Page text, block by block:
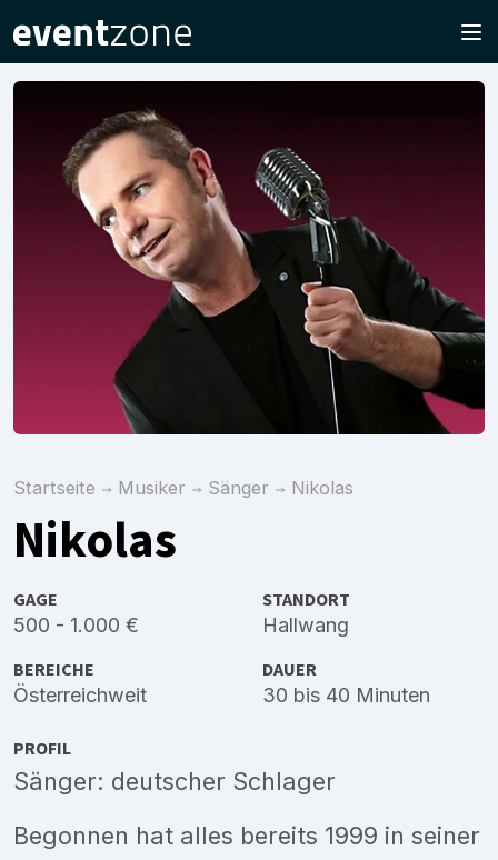
Startseite Musiker Sänger Nikolas
Nikolas
GAGE
500 - 1.000 €
STANDORT
Hallwang
BEREICHE
Österreichweit
DAUER
30 bis 40 Minuten
PROFIL
Sänger: deutscher Schlager
Begonnen hat alles bereits 1999 in seiner